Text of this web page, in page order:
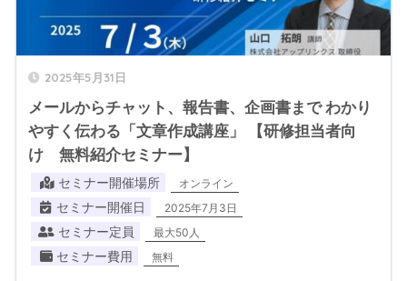
2025年5月31日
メールからチャット、報告書、企画書まで わかり
やすく伝わる「文章作成講座」 【研修担当者向
け 無料紹介セミナー】
セミナー開催場所 オンライン
セミナー開催日 2025年7月3日
セミナー定員 最大50人
セミナー費用 無料